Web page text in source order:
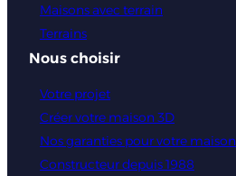
Maisons avec terrain
Terrains
Nous choisir
Votre projet
Créer votre maison 3D
Nos garanties pour votre maison
Constructeur depuis 1988